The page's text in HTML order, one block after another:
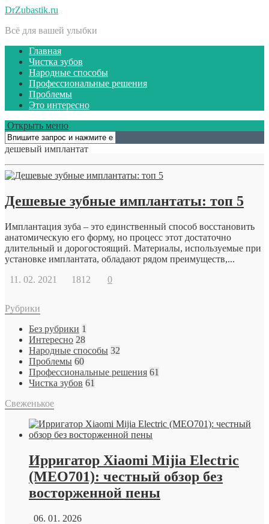
DrZubastik.ru
Всё для вашей улыбки
Главная
Чистка зубов
Народные способы
Профессиональные решения
Проблемы
Это интересно
Открыть меню
дешевый имплантат
Дешевые зубные имплантаты: топ 5
Имплантация зуба – это единственный способ восстановить
анатомическую его форму, но процесс этот достаточно
длительный и дорогостоящий. Материалы, используемые при
установке имплантата, обладают рядом преимуществ,...
11. 02. 2021
1812 0
Рубрики
Без рубрики 1
Интересно 28
Народные способы 32
Проблемы 60
Профессиональные решения 61
Чистка зубов 61
Свеженькое
Ирригатор Xiaomi Mijia Electric
(MEO701): честный обзор без
восторженной пены
06. 01. 2026